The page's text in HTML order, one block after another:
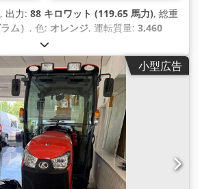
, 出力: 88 キロワット (119.65 馬力), 総重
ム） , 色: オレンジ, 運転質量: 3,460
3,460 kg（キログラム）
, 最高速度:40 km/h,
小型広告